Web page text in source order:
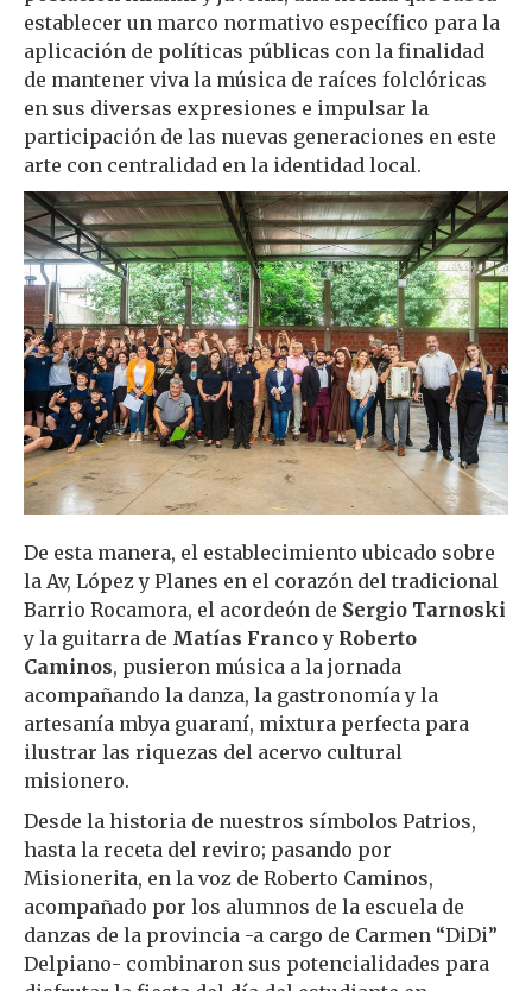
establecer un marco normativo específico para la
aplicación de políticas públicas con la finalidad
de mantener viva la música de raíces folclóricas
en sus diversas expresiones e impulsar la
participación de las nuevas generaciones en este
arte con centralidad en la identidad local.
De esta manera, el establecimiento ubicado sobre
la Av, López y Planes en el corazón del tradicional
Barrio Rocamora, el acordeón de Sergio Tarnoski
y la guitarra de Matías Francoy Roberto
Caminos, pusieron música a la jornada
acompañando la danza, la gastronomía y la
artesanía mbya guaraní, mixtura perfecta para
ilustrar las riquezas del acervo cultural
misionero.
Desde la historia de nuestros símbolos Patrios,
hasta la receta del reviro; pasando por
Misionerita, en la voz de Roberto Caminos,
acompañado por los alumnos de la escuela de
danzas de la provincia -a cargo de Carmen “DiDi”
Delpiano- combinaron sus potencialidades para